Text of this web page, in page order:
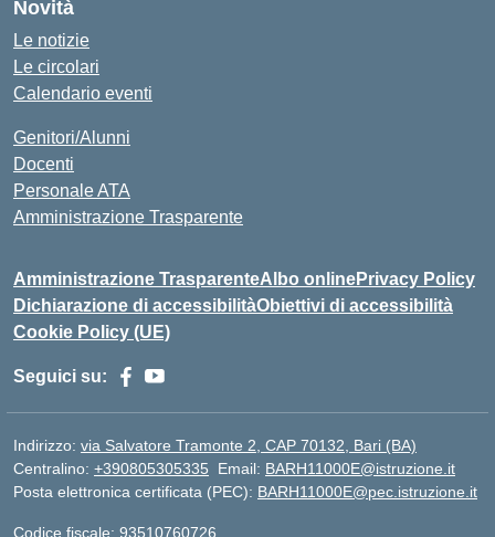
Novità
Le notizie
Le circolari
Calendario eventi
Genitori/Alunni
Docenti
Personale ATA
Amministrazione Trasparente
Amministrazione TrasparenteAlbo onlinePrivacy Policy
Dichiarazione di accessibilitàObiettivi di accessibilità
Cookie Policy (UE)
Seguici su:
Indirizzo: via Salvatore Tramonte 2, CAP 70132, Bari (BA)
Centralino: +390805305335 Email: BARH11000E@istruzione.it
Posta elettronica certificata (PEC): BARH11000E@pec.istruzione.it
Codice fiscale: 93510760726